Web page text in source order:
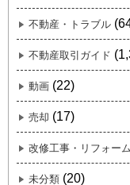
不動産・トラブル
不動産取引ガイド
動画 (22)
売却 (17)
改修工事・リフォー
未分類 (20)